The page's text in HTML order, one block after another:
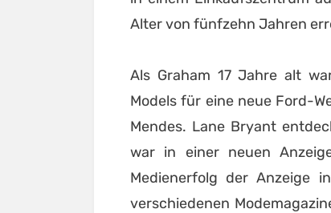
Alter von fünfzehn Jahren
Als Graham 17 Jahre alt
Models für eine neue Ford-
Mendes. Lane Bryant
war in einer neuen
Medienerfolg der Anzeige
verschiedenen